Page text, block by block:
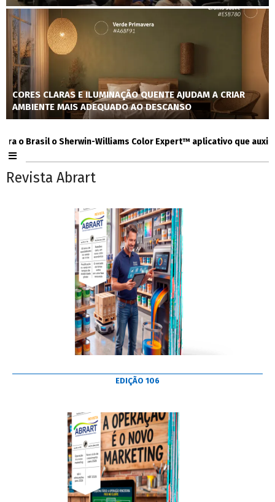
CORES CLARAS E ILUMINAÇÃO QUENTE AJUDAM A CRIAR
AMBIENTE MAIS ADEQUADO AO DESCANSO
o Sherwin-Williams Color Expert™ aplicativo que auxilia
Revista Abrart
EDIÇÃO 106